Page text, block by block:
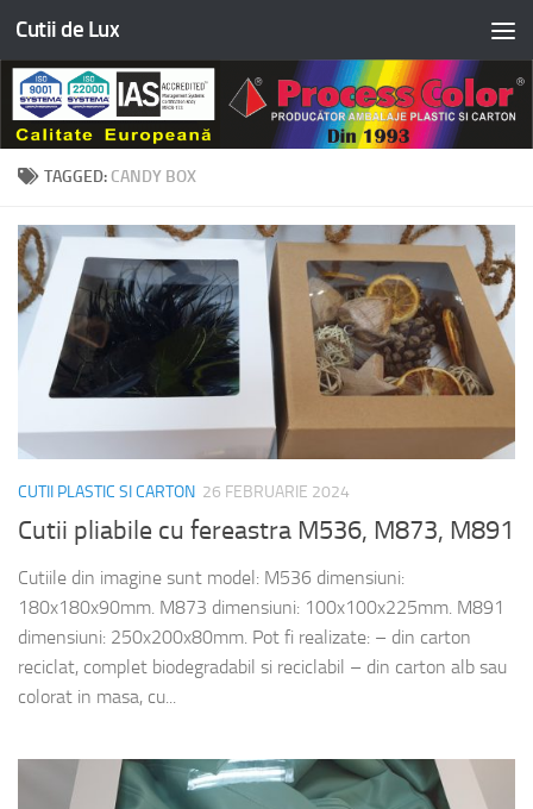
Skip to content
Cutii de Lux
TAGGED: CANDY BOX
CUTII PLASTIC SI CARTON 26 FEBRUARIE 2024
Cutii pliabile cu fereastra M536, M873, M891
Cutiile din imagine sunt model: M536 dimensiuni:
180x180x90mm. M873 dimensiuni: 100x100x225mm. M891
dimensiuni: 250x200x80mm. Pot fi realizate: – din carton
reciclat, complet biodegradabil si reciclabil – din carton alb sau
colorat in masa, cu...